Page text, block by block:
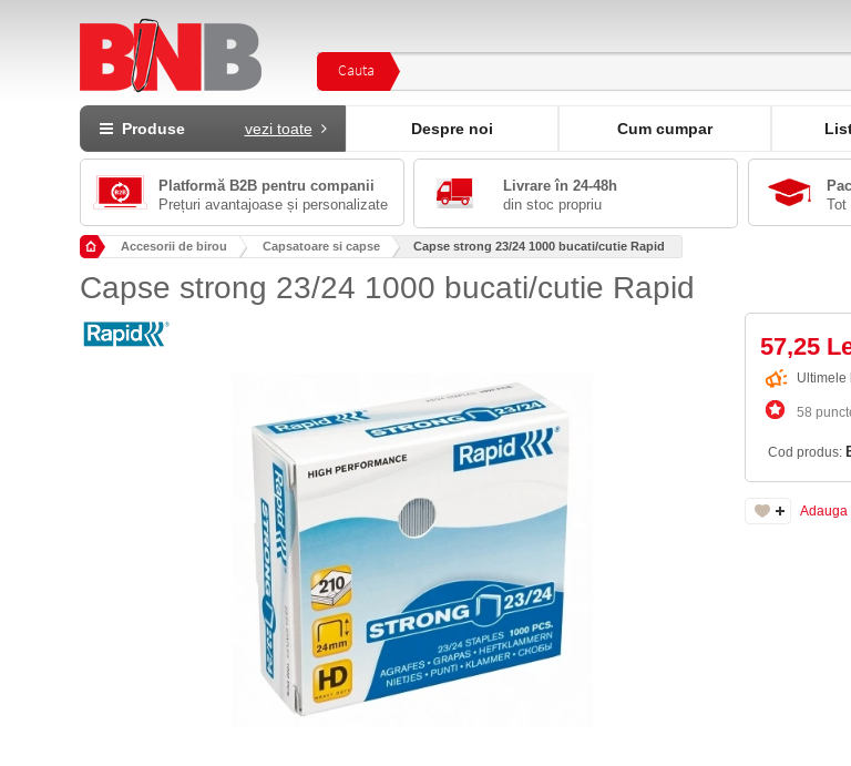
Cauta
Produse vezi toate Despre noi Cum cumpar
Platformă B2B pentru companii
Prețuri avantajoase și personalizate
Livrare în 24-48h
din stoc propriu
Tot
Accesorii de birou Capsatoare si capse Capse strong 23/24 1000 bucati/cutie Rapid
Capse strong 23/24 1000 bucati/cutie Rapid
57,25
Ultimele
58
Cod produs:
Adauga